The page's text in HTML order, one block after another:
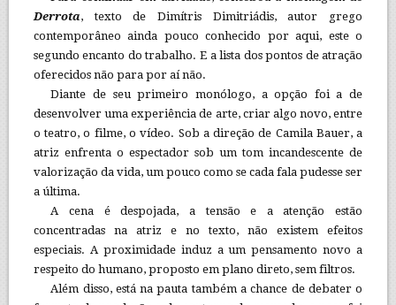
Derrota, texto de Dimítris Dimitriádis, autor grego
contemporâneo ainda pouco conhecido por aqui, este o
segundo encanto do trabalho. E a lista dos pontos de atração
oferecidos não para por aí não.
Diante de seu primeiro monólogo, a opção foi a de
desenvolver uma experiência de arte, criar algo novo, entre
o teatro, o filme, o vídeo. Sob a direção de Camila Bauer, a
atriz enfrenta o espectador sob um tom incandescente de
valorização da vida, um pouco como se cada fala pudesse ser
a última.
A cena é despojada, a tensão e a atenção estão
concentradas na atriz e no texto, não existem efeitos
especiais. A proximidade induz a um pensamento novo a
respeito do humano, proposto em plano direto, sem filtros.
Além disso, está na pauta também a chance de debater o